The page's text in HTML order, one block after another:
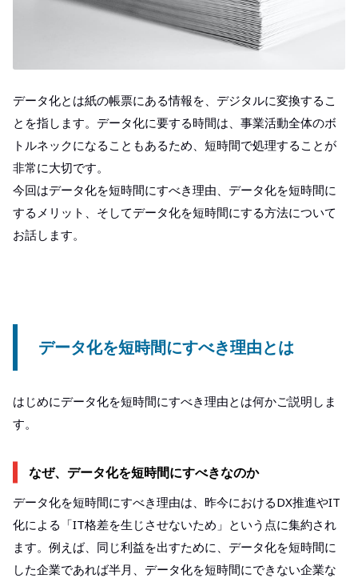
データ化とは紙の帳票にある情報を、デジタルに変換するこ
とを指します。データ化に要する時間は、事業活動全体のボ
トルネックになることもあるため、短時間で処理することが
非常に大切です。
今回はデータ化を短時間にすべき理由、データ化を短時間に
するメリット、そしてデータ化を短時間にする方法について
お話します。
データ化を短時間にすべき理由とは
はじめにデータ化を短時間にすべき理由とは何かご説明しま
す。
なぜ、データ化を短時間にすべきなのか
データ化を短時間にすべき理由は、昨今におけるDX推進やIT
化による「IT格差を生じさせないため」という点に集約され
ます。例えば、同じ利益を出すために、データ化を短時間に
した企業であれば半月、データ化を短時間にできない企業な